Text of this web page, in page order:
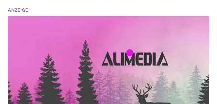
ANZEIGE